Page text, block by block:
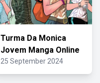
Turma Da Monica
Jovem Manga Online
25 September 2024